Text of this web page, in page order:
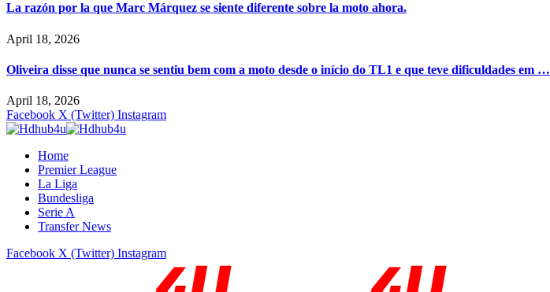
La razón por la que Marc Márquez se siente diferente sobre la moto ahora.
April 18, 2026
Oliveira disse que nunca se sentiu bem com a moto desde o início do TL1 e que teve dificuldades em …
April 18, 2026
Facebook X (Twitter) Instagram
Home
Premier League
La Liga
Bundesliga
Serie A
Transfer News
Facebook X (Twitter) Instagram